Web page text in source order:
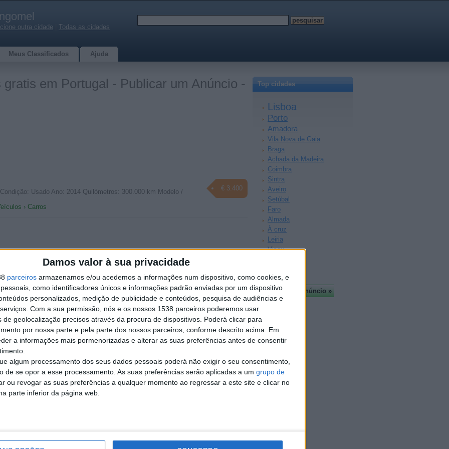
Damos valor à sua privacidade
parceiros armazenamos e/ou acedemos a informações num dispositivo, como cookies, e
como identificadores únicos e informações padrão enviadas por um dispositivo
personalizados, medição de publicidade e conteúdos, pesquisa de audiências e
Com a sua permissão, nós e os nossos 1538 parceiros poderemos usar
de geolocalização precisos através da procura de dispositivos. Poderá clicar para
por nossa parte e pela parte dos nossos parceiros, conforme descrito acima. Em
a informações mais pormenorizadas e alterar as suas preferências antes de consentir
algum processamento dos seus dados pessoais poderá não exigir o seu consentimento,
de se opor a esse processamento. As suas preferências serão aplicadas a um grupo de
ou revogar as suas preferências a qualquer momento ao regressar a este site e clicar no
parte inferior da página web.
outra cidade Todas as cidades
Meus Classificados Ajuda
em Portugal - Publicar um Anúncio -
€ 3.400
Usado Ano: 2014 Quilómetros: 300.000 km Modelo /
› Carros
Polo Mês de Registo: Março Ano: 2016 Cilindrada: 1.422
› Carros
€ 1.800
Versão 1.4 Cosmo Combustível Gasolina Mês de Registo Maio Ano
› Carros
Top cidades
Lisboa
Porto
Amadora
Vila Nova de Gaia
Braga
Achada da Madeira
Coimbra
Sintra
Aveiro
Setúbal
Faro
Almada
À cruz
Leiria
Viseu